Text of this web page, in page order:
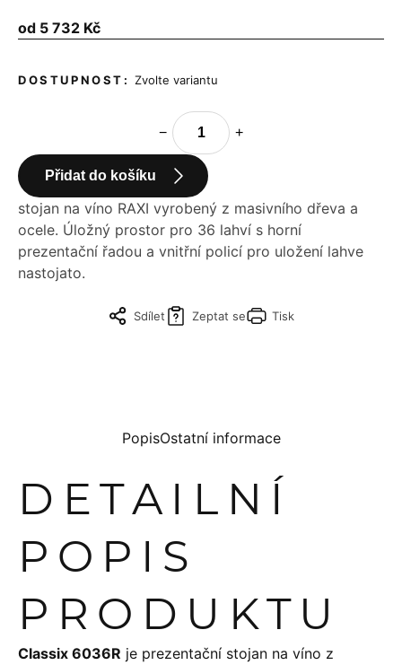
od 5 732 KčMěrná
Zvolte variantu
+
−
Přidat do košíku
stojan na víno RAXI vyrobený z masivního dřeva a
ocele. Úložný prostor pro 36 lahví s horní
prezentační řadou a vnitřní policí pro uložení lahve
nastojato.
Tisk
Zeptat se
Sdílet
PopisOstatní informace
DETAILNÍ
POPIS
PRODUKTU
Classix 6036R je prezentační stojan na víno z